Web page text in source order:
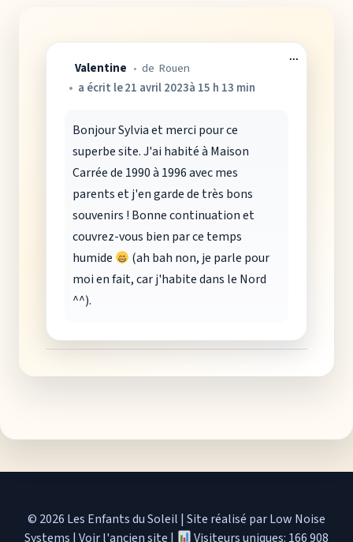
Valentine de Rouen
a écrit le21 avril 2023à 15 h 13 min
Bonjour Sylvia et merci pour ce
superbe site. J'ai habité à Maison
Carrée de 1990 à 1996 avec mes
parents et j'en garde de très bons
souvenirs ! Bonne continuation et
couvrez-vous bien par ce temps
humide
(ah bah non, je parle pour
moi en fait, car j'habite dans le Nord
^^).
...Ouvrir/
© 2026 Les Enfants du Soleil | Site réalisé par Low Noise
Systems |Voir l'ancien site | Visiteurs uniques: 166 908